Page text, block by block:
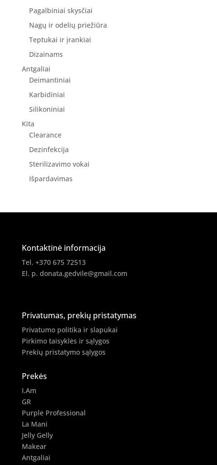
Pagalbiniai skysčiai
Nagų ir odelių priežiūra
Teptukai ir įrankiai
Dizainams
Antgaliai
Deimantiniai
Karbidiniai
Silikoniniai
Kita
Clearance
Dezinfekcija
Sterilizavimo vokai
Išpardavimas
Kontaktinė informacija
Tel. +370 675 72513
El. p. donata.gedvile@gmail.com
Privatumas, prekių pristatymas
Privatumo politika ir slapukai
Pirkimo taisyklės ir sąlygos
Prekių pristatymo sąlygos
Prekės
I.Am
GR
Purple Professional
La Mani
Jelly Gelly
Makear
Antgaliai